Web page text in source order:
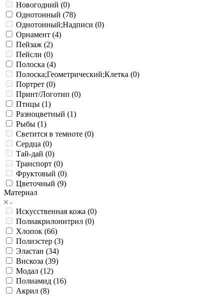
Новогодний (0)
Однотонный (78)
Однотонный;Надписи (0)
Орнамент (4)
Пейзаж (2)
Пейсли (0)
Полоска (4)
Полоска;Геометрический;Клетка (0)
Портрет (0)
Принт/Логотип (0)
Птицы (1)
Разноцветный (1)
Рыбы (1)
Светится в темноте (0)
Сердца (0)
Тай-дай (0)
Транспорт (0)
Фруктовый (0)
Цветочный (9)
Материал
Искусственная кожа (0)
Полиакрилонитрил (0)
Хлопок (66)
Полиэстер (3)
Эластан (34)
Вискоза (39)
Модал (12)
Полиамид (16)
Акрил (8)